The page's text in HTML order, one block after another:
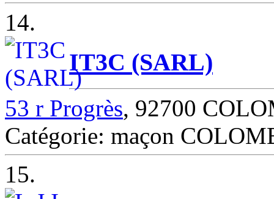
14.
IT3C (SARL)
53 r Progrès, 92700
Catégorie: maçon
15.